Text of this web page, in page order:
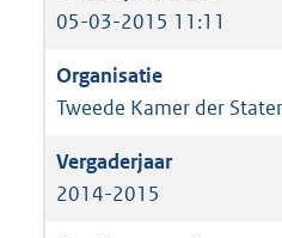
05-03-2015 11:11
Tweede Kamer der
2014-2015